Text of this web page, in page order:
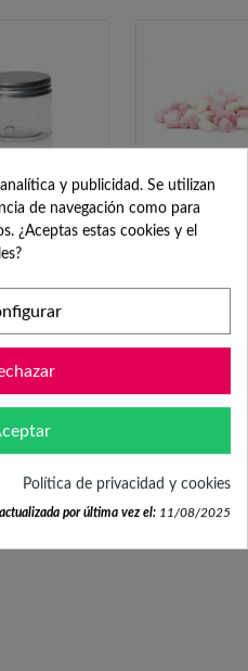
Tapa de
50 x 41 mm
€/ud.
12 uds.
Mini
GUSTARTE
y publicidad. Se utilizan
de navegación como para
¿Aceptas estas cookies y el
Política de privacidad y cookies
por última vez el: 11/08/2025